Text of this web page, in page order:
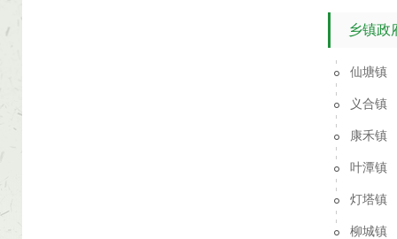
乡镇政
仙塘镇
义合镇
康禾镇
叶潭镇
灯塔镇
柳城镇